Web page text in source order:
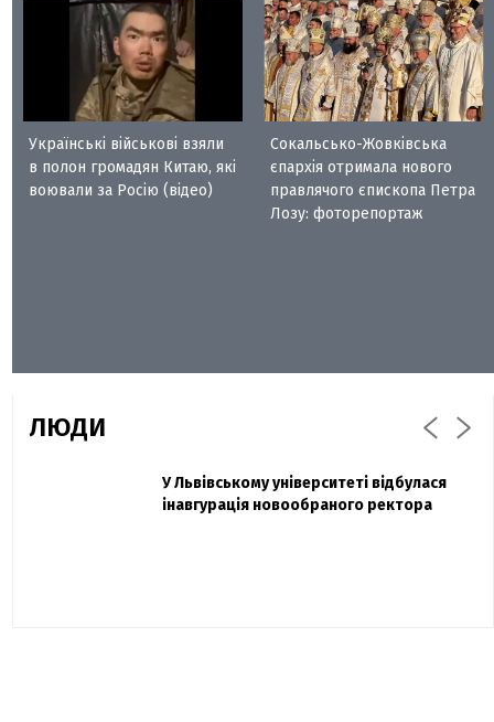
Українські військові взяли
в полон громадян Китаю, які
воювали за Росію (відео)
Сокальсько-Жовківська
єпархія отримала нового
правлячого єпископа Петра
Лозу: фоторепортаж
ЛЮДИ
Павло Дак
Захисник "Азовсталі" Діанов вдруге
одружився та показав фото з весілля
У Львівському університеті відбулася
інавгурація новообраного ректора